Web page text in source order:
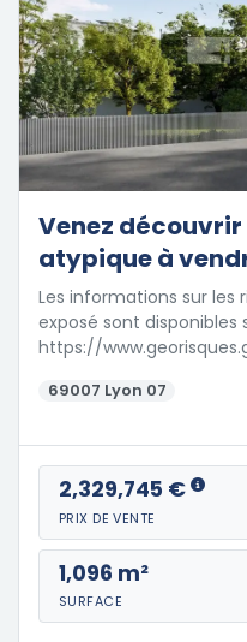
Venez
atypique à
Les informations sur les
exposé sont disponibles
https://
69007 Lyon 07
2,329,745 €
PRIX DE VENTE
1,096 m²
SURFACE